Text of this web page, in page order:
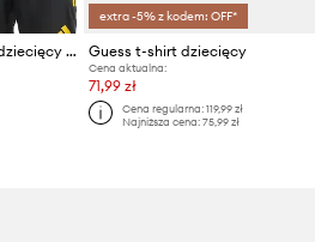
adidas Performance t-shirt dziecięcy Manchester United
extra -5% z kodem: OFF*
Guess t-shirt dziecięcy
Cena aktualna:
71,99 zł
Cena regularna: 119,99 zł
Najniższa cena: 75,99 zł